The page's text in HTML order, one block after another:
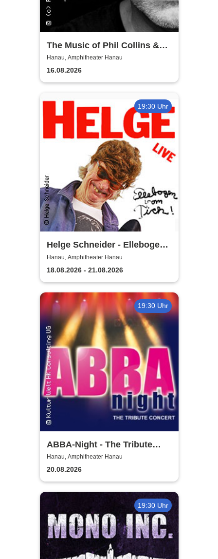
The Music of Phil Collins &
Genesis - Feel Collins in
Concert
Hanau, Amphitheater Hanau
16.08.2026
19:30 Uhr
Helge Schneider - Ellebogen
vom Tich
Hanau, Amphitheater Hanau
18.08.2026 - 21.08.2026
19:30 Uhr
ABBA-Night - The Tribute
Concert
Hanau, Amphitheater Hanau
20.08.2026
19:30 Uhr